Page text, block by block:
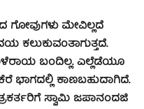
ಗೋವುಗಳು ಮೇವಿಲ್ಲದೆ
ಕಲುಕುವಂತಾಗುತ್ತದೆ.
ಬಂದಿಲ್ಲ. ಎಲ್ಲೆಡೆಯೂ
ಭಾಗದಲ್ಲಿ ಕಾಣಬಹುದಾಗಿದೆ.
ಸ್ವಾಮಿ ಜಪಾನಂದಜಿ